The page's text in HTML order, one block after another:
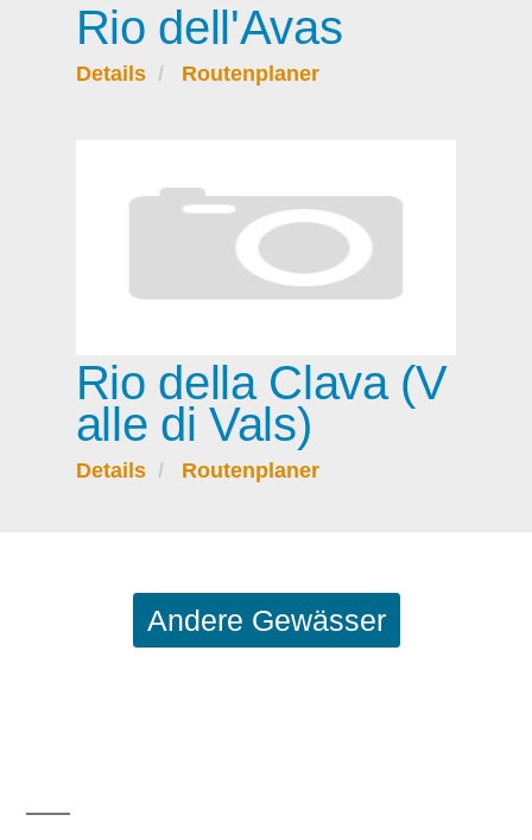
Rio dell'Avas
Details Routenplaner
Rio della Clava (V
alle di Vals)
Details Routenplaner
Andere Gewässer